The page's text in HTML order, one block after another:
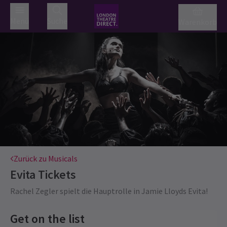
Zurück zu Musicals
Evita Tickets
Rachel Zegler spielt die Hauptrolle in Jamie Lloyds Evita!
Get on the list